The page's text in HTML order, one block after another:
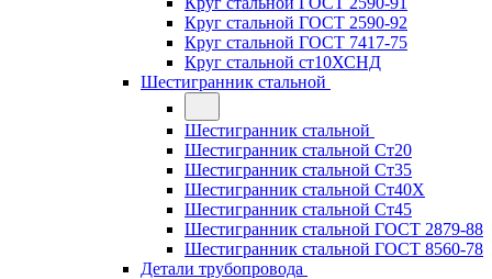
Круг стальной ГОСТ 2590-92
Круг стальной ГОСТ 7417-75
Круг стальной ст10ХСНД
Шестигранник стальной
Шестигранник стальной
Шестигранник стальной Ст20
Шестигранник стальной Ст35
Шестигранник стальной Ст40Х
Шестигранник стальной Ст45
Шестигранник стальной ГОСТ 2879-88
Шестигранник стальной ГОСТ 8560-78
Детали трубопровода